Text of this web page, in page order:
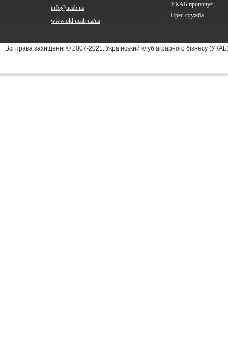
info@ucab.ua
www.old.ucab.ua/ua
УКАБ пропонує
Прес-служба
Всі права захищенні © 2007-2021. Український клуб аграрного бізнесу